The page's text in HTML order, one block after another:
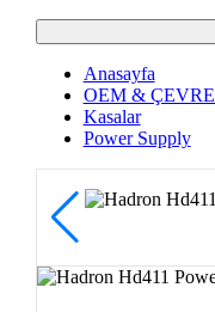
Anasayfa
OEM &
Kasalar
Power Supply